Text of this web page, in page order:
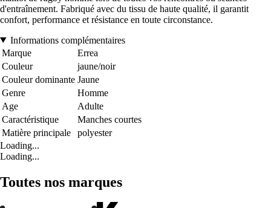
d'entraînement. Fabriqué avec du tissu de haute qualité, il garantit
confort, performance et résistance en toute circonstance.
Informations complémentaires
Marque
Errea
Couleur
jaune/noir
Couleur dominante Jaune
Genre
Homme
Age
Adulte
Caractéristique
Manches courtes
Matière principale
polyester
Loading...
Loading...
Toutes nos marques